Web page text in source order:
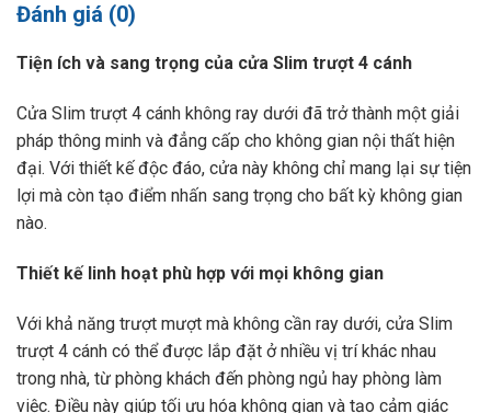
Đánh giá (0)
Tiện ích và sang trọng của cửa Slim trượt 4 cánh
Cửa Slim trượt 4 cánh không ray dưới đã trở thành một giải
pháp thông minh và đẳng cấp cho không gian nội thất hiện
đại. Với thiết kế độc đáo, cửa này không chỉ mang lại sự tiện
lợi mà còn tạo điểm nhấn sang trọng cho bất kỳ không gian
nào.
Thiết kế linh hoạt phù hợp với mọi không gian
Với khả năng trượt mượt mà không cần ray dưới, cửa Slim
trượt 4 cánh có thể được lắp đặt ở nhiều vị trí khác nhau
trong nhà, từ phòng khách đến phòng ngủ hay phòng làm
việc. Điều này giúp tối ưu hóa không gian và tạo cảm giác